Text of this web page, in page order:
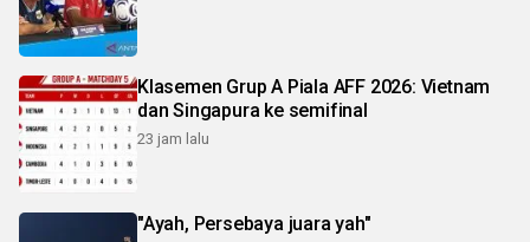
Klasemen Grup A Piala AFF 2026: Vietnam
dan Singapura ke semifinal
23 jam lalu
"Ayah, Persebaya juara yah"